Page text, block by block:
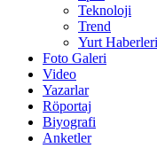
Teknoloji
Trend
Yurt Haberleri
Foto Galeri
Video
Yazarlar
Röportaj
Biyografi
Anketler